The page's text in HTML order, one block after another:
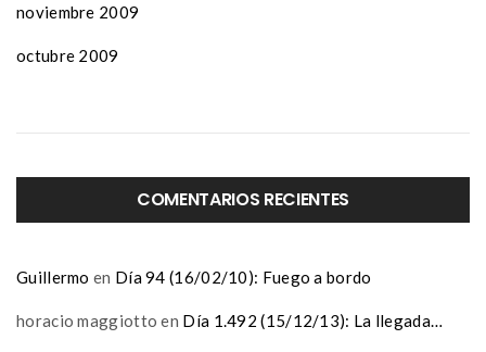
noviembre 2009
octubre 2009
COMENTARIOS RECIENTES
Guillermo en Día 94 (16/02/10): Fuego a bordo
horacio maggiotto en Día 1.492 (15/12/13): La llegada…